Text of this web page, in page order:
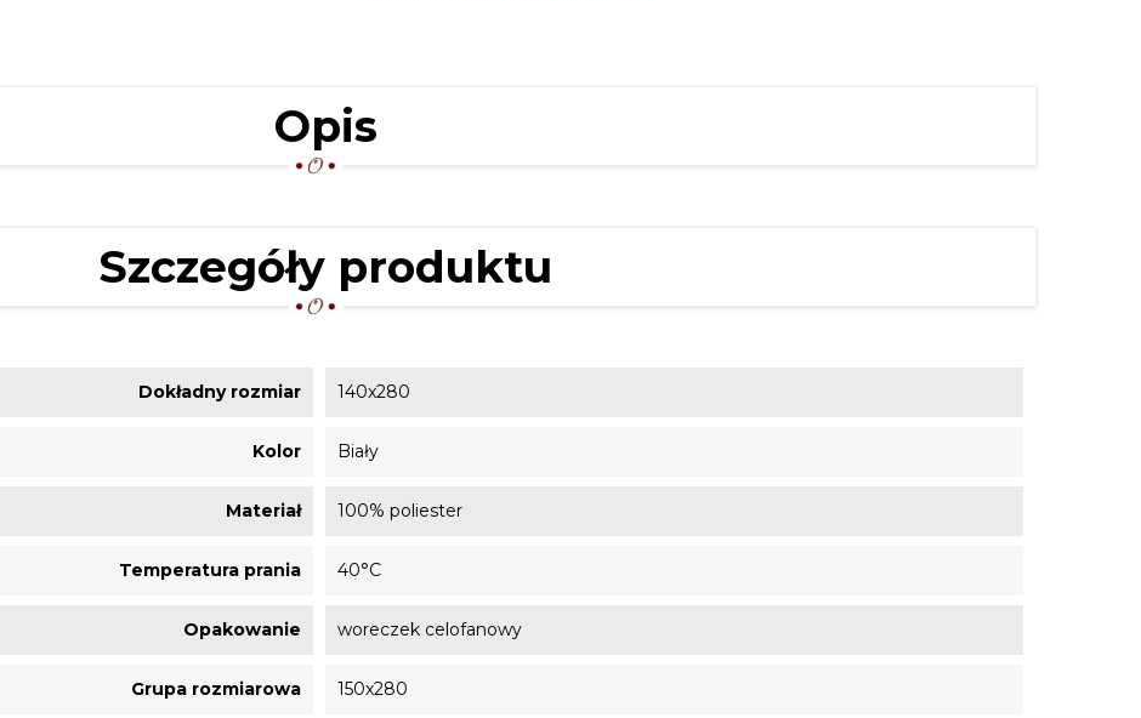
Opis
Szczegóły produktu
Dokładny rozmiar 140x280
Kolor Biały
Materiał 100% poliester
Temperatura prania 40°C
Opakowanie woreczek celofanowy
Grupa rozmiarowa 150x280